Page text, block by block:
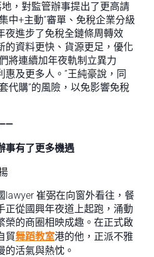
地，對監管辦事提出了更高請
中+主動”審單、免稅企業分級
夜進步了免稅全鏈條周轉效
的資料更快、貨源更足，優化
將連續加年夜軌制立異力
及更多人。”王純豪說，同
代購”的風險，以免影響免稅
事有了更多機遇
lawyer 崔弼在向窗外看往，餐
正從國興年夜道上起跑，涌動
榮的商圈相映成趣。在正式啟
貿舞蹈教室港的他，正派不雅
的活氣與熱忱。